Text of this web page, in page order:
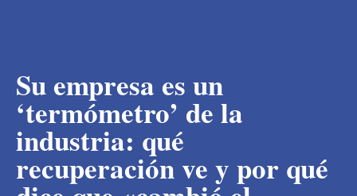
Su empresa es un
‘termómetro’ de la
industria: qué
recuperación ve y por qué